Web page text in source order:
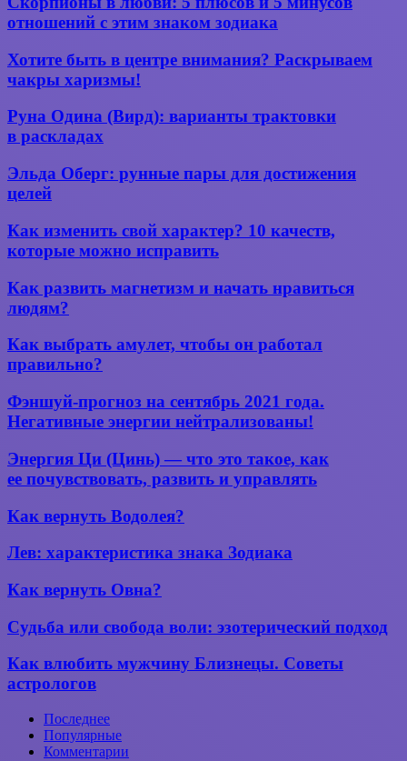
Водолея?
любви:
плюсов
и
минусов
отношений
с
знаком
зодиака
отношений с этим знаком зодиака
Хотите
в
внимания?
Раскрываем
харизмы!
Хотите быть в центре внимания? Раскрываем
чакры харизмы!
Руна
Одина
(Вирд):
трактовки
в раскладах
Руна Одина (Вирд): варианты трактовки
в раскладах
Эльда
Оберг:
рунные
для
достижения
Эльда Оберг: рунные пары для достижения
целей
Как
свой
10 качеств,
которые
исправить
Как изменить свой характер? 10 качеств,
которые можно исправить
Как
развить
магнетизм
нравиться
людям?
Как развить магнетизм и начать нравиться
людям?
Как
амулет,
он работал
правильно?
Как выбрать амулет, чтобы он работал
правильно?
Фэншуй-
прогноз
на сентябрь
Негативные
энергии
Фэншуй-прогноз на сентябрь 2021 года.
Негативные энергии нейтрализованы!
Энергия Ци
(Цинь) —
что
такое,
ее почувствовать,
и управлять
Энергия Ци (Цинь) — что это такое, как
ее почувствовать, развить и управлять
Как
Водолея?
Как вернуть Водолея?
Лев:
характеристика
знака
Зодиака
Лев: характеристика знака Зодиака
Как
Овна?
Как вернуть Овна?
Судьба
или
свобода
воли:
эзотерический
Судьба или свобода воли: эзотерический подход
Как
мужчину
Советы
астрологов
Как влюбить мужчину Близнецы. Советы
астрологов
Последнее
Популярные
Комментарии